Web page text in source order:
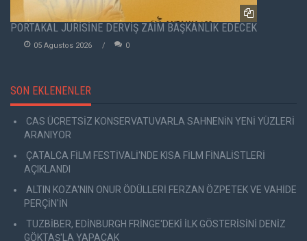
PORTAKAL JÜRİSİNE DERVİŞ ZAİM BAŞKANLIK EDECEK
05 Agustos 2026 0
SON EKLENENLER
CAS ÜCRETSİZ KONSERVATUVARLA SAHNENİN YENİ YÜZLERİ
ARANIYOR
ÇATALCA FİLM FESTİVALİ'NDE KISA FİLM FİNALİSTLERİ
AÇIKLANDI
ALTIN KOZA'NIN ONUR ÖDÜLLERİ FERZAN ÖZPETEK VE VAHİDE
PERÇİN'İN
TUZBİBER, EDİNBURGH FRİNGE'DEKİ İLK GÖSTERİSİNİ DENİZ
GÖKTAŞ'LA YAPACAK